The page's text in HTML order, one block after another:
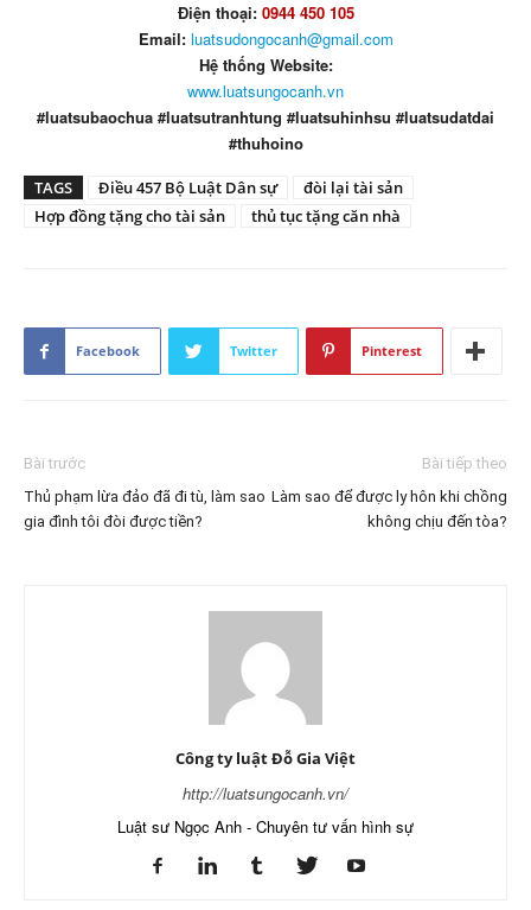
Điện thoại: 0944 450 105
Email: luatsudongocanh@gmail.com
Hệ thống Website:
www.luatsungocanh.vn
#luatsubaochua #luatsutranhtung #luatsuhinhsu #luatsudatdai
#thuhoino
TAGS Điều 457 Bộ Luật Dân sự
đòi lại tài sản
Hợp đồng tặng cho tài sản
thủ tục tặng căn nhà
Facebook Twitter Pinterest
Bài trước
Thủ phạm lừa đảo đã đi tù, làm sao
gia đình tôi đòi được tiền?
Bài tiếp theo
Làm sao để được ly hôn khi chồng
không chịu đến tòa?
Công ty luật Đỗ Gia Việt
http://luatsungocanh.vn/
Luật sư Ngọc Anh - Chuyên tư vấn hình sự